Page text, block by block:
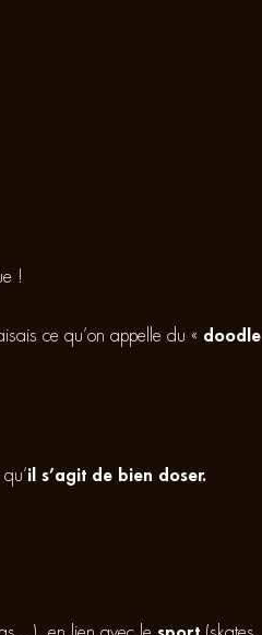
!
ce qu’on appelle du « doodle
il s’agit de bien doser.